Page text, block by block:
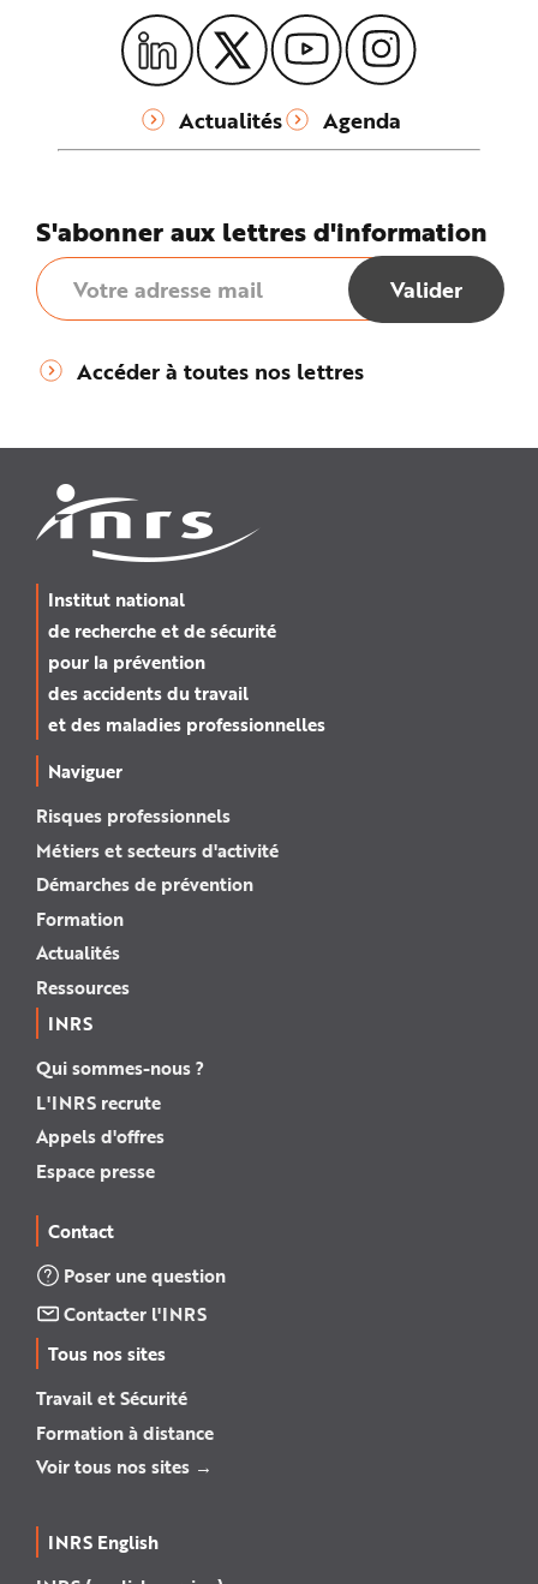
Actualités Agenda
S'abonner aux lettres d'information
Accéder à toutes nos lettres
Institut national
de recherche et de sécurité
pour la prévention
des accidents du travail
et des maladies professionnelles
Naviguer
Risques professionnels
Métiers et secteurs d'activité
Démarches de prévention
Formation
Actualités
Ressources
INRS
Qui sommes-nous ?
L'INRS recrute
Appels d'offres
Espace presse
Contact
Poser une question
Contacter l'INRS
Tous nos sites
Travail et Sécurité
Formation à distance
Voir tous nos sites →
INRS English